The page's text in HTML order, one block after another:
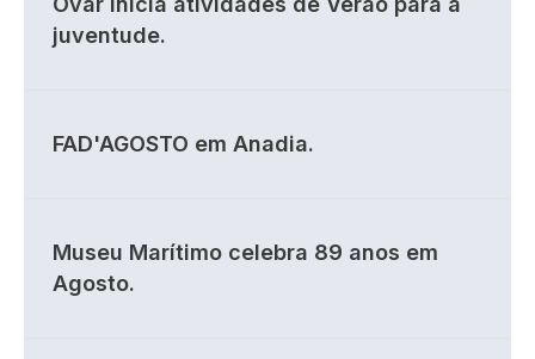
juventude.
FAD'AGOSTO em Anadia.
Museu Marítimo celebra 89 anos em
Agosto.